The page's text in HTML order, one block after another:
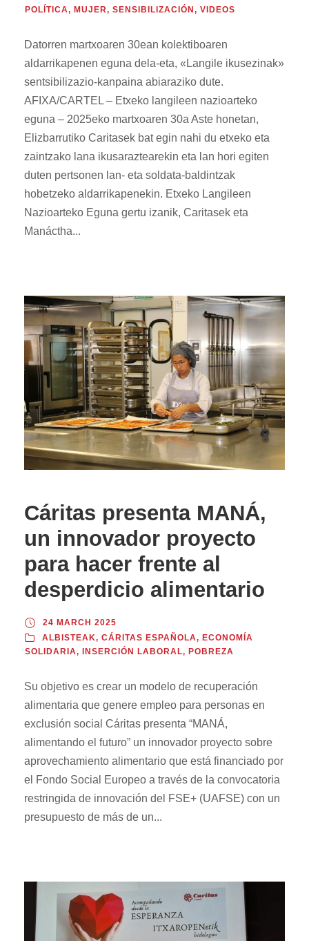
POLÍTICA, MUJER, SENSIBILIZACIÓN , VIDEOS
Datorren martxoaren 30ean kolektiboaren
aldarrikapenen eguna dela-eta, «Langile ikusezinak»
sentsibilizazio-kanpaina abiaraziko dute.
AFIXA/CARTEL – Etxeko langileen nazioarteko
eguna – 2025eko martxoaren 30a Aste honetan,
Elizbarrutiko Caritasek bat egin nahi du etxeko eta
zaintzako lana ikusaraztearekin eta lan hori egiten
duten pertsonen lan- eta soldata-baldintzak
hobetzeko aldarrikapenekin. Etxeko Langileen
Nazioarteko Eguna gertu izanik, Caritasek eta
Manáctha...
Cáritas presenta MANÁ,
un innovador proyecto
para hacer frente al
desperdicio alimentario
24 MARCH 2025
ALBISTEAK, CÁRITAS ESPAÑOLA, ECONOMÍA
SOLIDARIA, INSERCIÓN LABORAL, POBREZA
Su objetivo es crear un modelo de recuperación
alimentaria que genere empleo para personas en
exclusión social Cáritas presenta “MANÁ,
alimentando el futuro” un innovador proyecto sobre
aprovechamiento alimentario que está financiado por
el Fondo Social Europeo a través de la convocatoria
restringida de innovación del FSE+ (UAFSE) con un
presupuesto de más de un...